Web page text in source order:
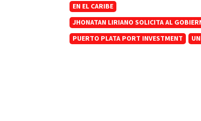
EN EL CARIBE
JHONATAN LIRIANO SOLICITA AL
PUERTO PLATA PORT INVESTMENT